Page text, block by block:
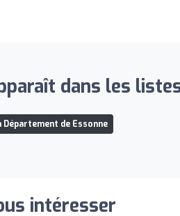
dans les
de Essonne
intéresser